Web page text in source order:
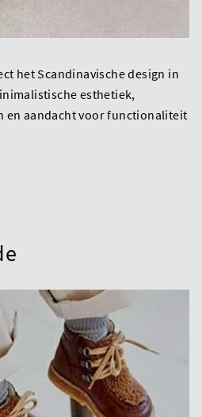
het Scandinavische design in
esthetiek,
en aandacht voor functionaliteit